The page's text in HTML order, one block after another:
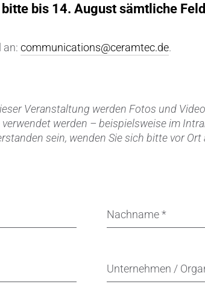
Sensoren & Messwandler
Spulenkörper
Verbindungen &
Wälzlager-Rollen
bis 14. August sämtliche
an: communications@ceramtec.de.
Veranstaltung werden Fotos und
werden – beispielsweise im
sein, wenden Sie sich bitte vor
Nachname*
Unternehmen /